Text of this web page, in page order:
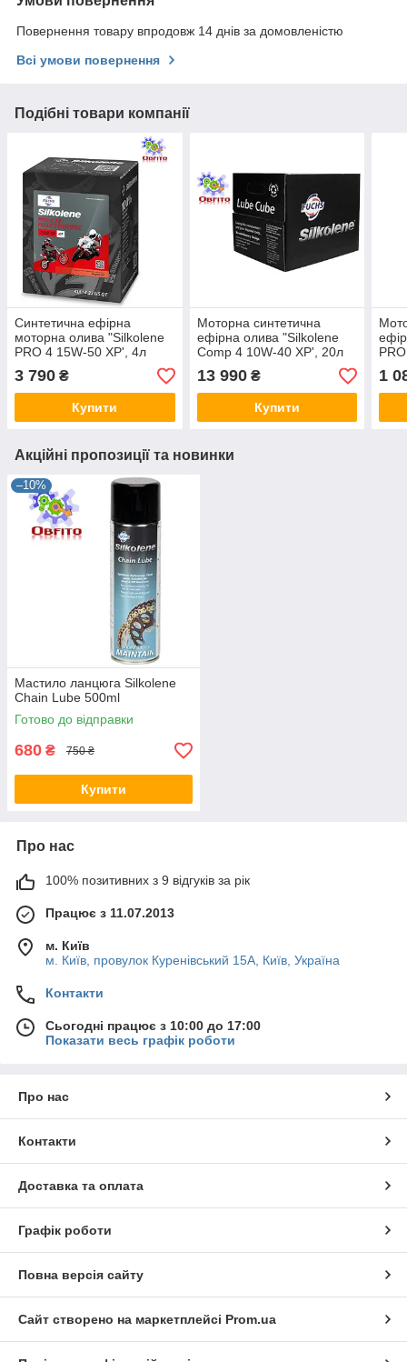
Повернення товару впродовж 14 днів за домовленістю
Всі умови повернення
Подібні товари компанії
Синтетична ефірна
моторна олива "Silkolene
PRO 4 15W-50 XP', 4л
Lube Cube
3 790 ₴
Купити
Моторна синтетична
ефірна олива "Silkolene
Comp 4 10W-40 XP', 20л
LC
13 990₴
Купити
1
Акційні пропозиції та новинки
–10%
Мастило ланцюга Silkolene
Chain Lube 500ml
Готово до відправки
680 ₴ 750 ₴
Купити
Про нас
100% позитивних з 9 відгуків за рік
Працює з 11.07.2013
м. Київ
м. Київ, провулок Куренівський 15А, Київ, Україна
Контакти
Сьогодні працює з 10:00 до 17:00
Показати весь графік роботи
Про нас
Контакти
Доставка та оплата
Графік роботи
Повна версія сайту
Сайт створено на маркетплейсі Prom.ua